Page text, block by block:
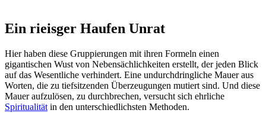
Ein rieisger Haufen Unrat
Hier haben diese Gruppierungen mit ihren Formeln einen
gigantischen Wust von Nebensächlichkeiten erstellt, der jeden Blick
auf das Wesentliche verhindert. Eine undurchdringliche Mauer aus
Worten, die zu tiefsitzenden Überzeugungen mutiert sind. Und diese
Mauer aufzulösen, zu durchbrechen, versucht sich ehrliche
Spiritualität in den unterschiedlichsten Methoden.